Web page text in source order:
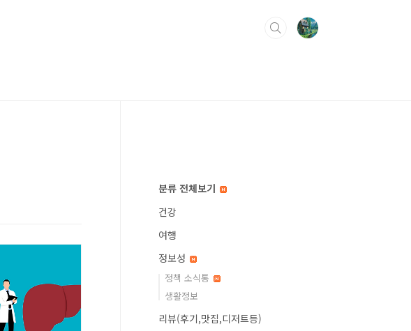
분류 전체보기
건강
여행
정보성
정책 소식통
생활정보
리뷰(후기,맛집,디저트등)